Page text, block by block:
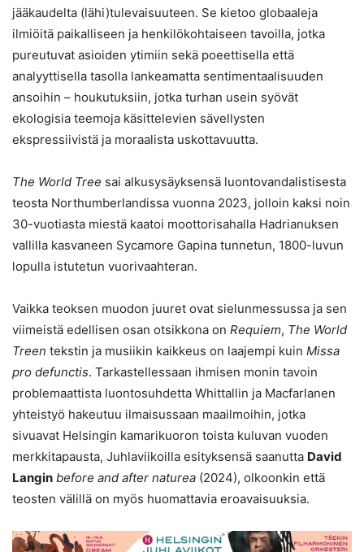
jääkaudelta (lähi)tulevaisuuteen. Se kietoo globaaleja
ilmiöitä paikalliseen ja henkilökohtaiseen tavoilla, jotka
pureutuvat asioiden ytimiin sekä poeettisella että
analyyttisella tasolla lankeamatta sentimentaalisuuden
ansoihin – houkutuksiin, jotka turhan usein syövät
ekologisia teemoja käsittelevien sävellysten
ekspressiivistä ja moraalista uskottavuutta.
The World Tree sai alkusysäyksensä luontovandalistisesta
teosta Northumberlandissa vuonna 2023, jolloin kaksi noin
30-vuotiasta miestä kaatoi moottorisahalla Hadrianuksen
vallilla kasvaneen Sycamore Gapina tunnetun, 1800-luvun
lopulla istutetun vuorivaahteran.
Vaikka teoksen muodon juuret ovat sielunmessussa ja sen
viimeistä edellisen osan otsikkona on Requiem, The World
Treen tekstin ja musiikin kaikkeus on laajempi kuin Missa
pro defunctis. Tarkastellessaan ihmisen monin tavoin
problemaattista luontosuhdetta Whittallin ja Macfarlanen
yhteistyö hakeutuu ilmaisussaan maailmoihin, jotka
sivuavat Helsingin kamarikuoron toista kuluvan vuoden
merkkitapausta, Juhlaviikoilla esityksensä saanutta David
Langin before and after naturea (2024), olkoonkin että
teosten välillä on myös huomattavia eroavaisuuksia.